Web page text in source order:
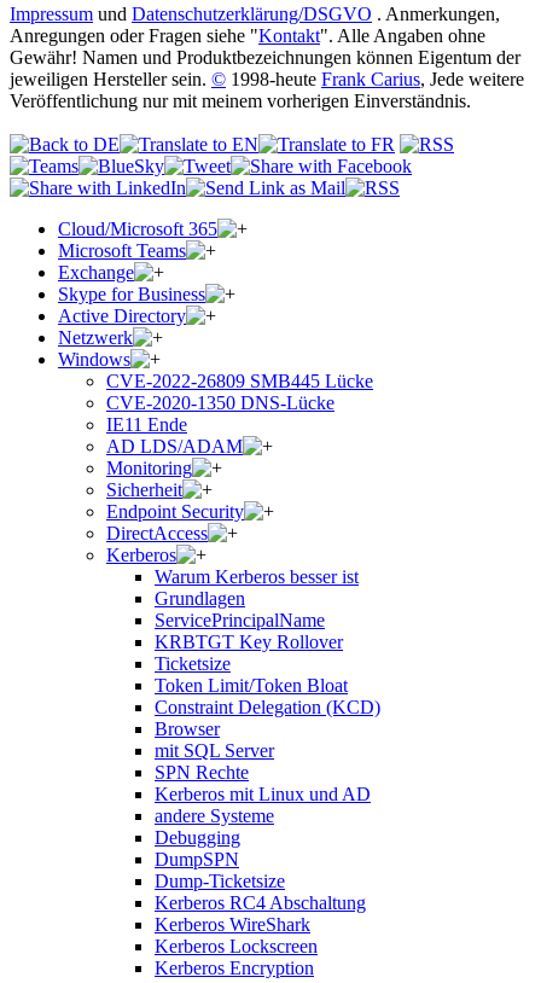
Impressum und Datenschutzerklärung/DSGVO . Anmerkungen,
Anregungen oder Fragen siehe "Kontakt". Alle Angaben ohne
Gewähr! Namen und Produktbezeichnungen können Eigentum der
jeweiligen Hersteller sein. © 1998-heute Frank Carius, Jede weitere
Veröffentlichung nur mit meinem vorherigen Einverständnis.
Cloud/Microsoft 365
Microsoft Teams
Exchange
Skype for Business
Active Directory
Netzwerk
Windows
CVE-2022-26809 SMB445 Lücke
CVE-2020-1350 DNS-Lücke
IE11 Ende
AD LDS/ADAM
Monitoring
Sicherheit
Endpoint Security
DirectAccess
Kerberos
Warum Kerberos besser ist
Grundlagen
ServicePrincipalName
KRBTGT Key Rollover
Ticketsize
Token Limit/Token Bloat
Constraint Delegation (KCD)
Browser
mit SQL Server
SPN Rechte
Kerberos mit Linux und AD
andere Systeme
Debugging
DumpSPN
Dump-Ticketsize
Kerberos RC4 Abschaltung
Kerberos WireShark
Kerberos Lockscreen
Kerberos Encryption